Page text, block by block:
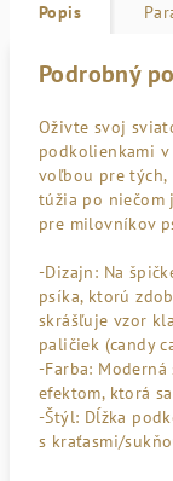
Popis
Podrobný
Oživte svoj
podkolienkami
voľbou pre tých,
túžia po niečom
pre milovníkov
-Dizajn: Na
psíka, ktorú
skrášľuje vzor
paličiek (candy
-Farba: Moderná
efektom, ktorá
-Štýl: Dĺžka
s kraťasmi/